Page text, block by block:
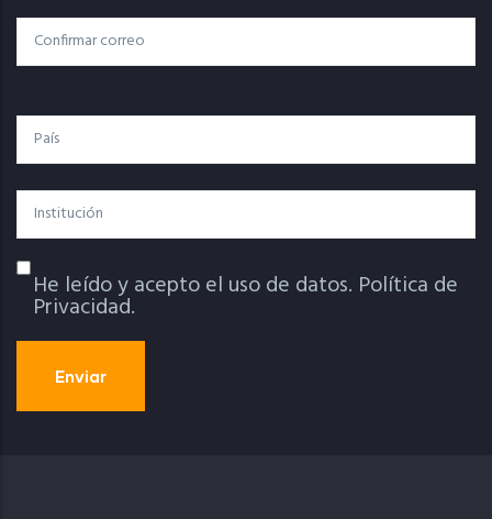
Electrónico
Confirmar Correo
País
Institución
Política De Privacidad
He leído y acepto el uso de datos. Política de
Privacidad.